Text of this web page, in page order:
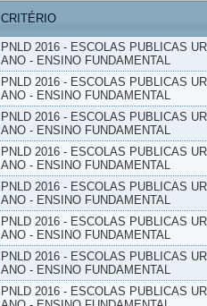
CRITÉRIO
PNLD 2016 - ESCOLAS PUBLICAS
ANO - ENSINO FUNDAMENTAL
PNLD 2016 - ESCOLAS PUBLICAS
ANO - ENSINO FUNDAMENTAL
PNLD 2016 - ESCOLAS PUBLICAS
ANO - ENSINO FUNDAMENTAL
PNLD 2016 - ESCOLAS PUBLICAS
ANO - ENSINO FUNDAMENTAL
PNLD 2016 - ESCOLAS PUBLICAS
ANO - ENSINO FUNDAMENTAL
PNLD 2016 - ESCOLAS PUBLICAS
ANO - ENSINO FUNDAMENTAL
PNLD 2016 - ESCOLAS PUBLICAS
ANO - ENSINO FUNDAMENTAL
PNLD 2016 - ESCOLAS PUBLICAS